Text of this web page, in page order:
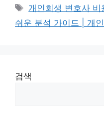
Tags
개인회생 변호사
쉬운 분석 가이드 | 개
검색